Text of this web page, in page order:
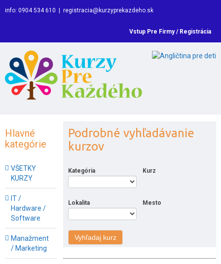
info: 0904 534 610 registracia@kurzyprekazdeho.sk
Vstup Pre Firmy / Registrácia
Podrobné vyhľadávanie
kurzov
Kategória Kurz
Lokalita Mesto
Hlavné
kategórie
VŠETKY
KURZY
IT /
Hardware /
Software
Manažment
/ Marketing